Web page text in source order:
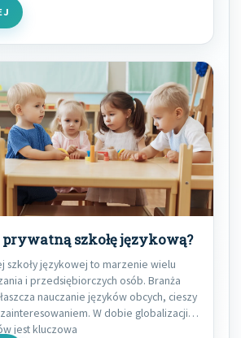
prywatną szkołę językową?
szkoły językowej to marzenie wielu
i przedsiębiorczych osób. Branża
nauczanie języków obcych, cieszy
zainteresowaniem. W dobie globalizacji
jest kluczowa